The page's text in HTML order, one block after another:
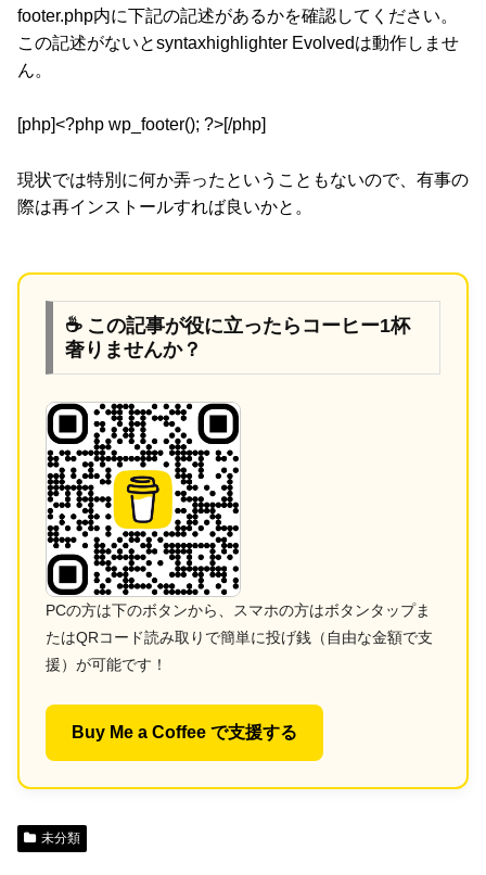
footer.php内に下記の記述があるかを確認してください。
この記述がないとsyntaxhighlighter Evolvedは動作しませ
ん。
[php]<?php wp_footer(); ?>[/php]
現状では特別に何か弄ったということもないので、有事の
際は再インストールすれば良いかと。
☕ この記事が役に立ったらコーヒー1杯
奢りませんか？
PCの方は下のボタンから、スマホの方はボタンタップま
たはQRコード読み取りで簡単に投げ銭（自由な金額で支
援）が可能です！
Buy Me a Coffee で支援する
未分類